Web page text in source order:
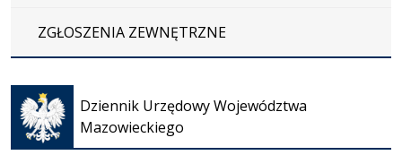
ZGŁOSZENIA ZEWNĘTRZNE
Dziennik Urzędowy Województwa
Mazowieckiego
Otwiera
się w
nowej
karcie